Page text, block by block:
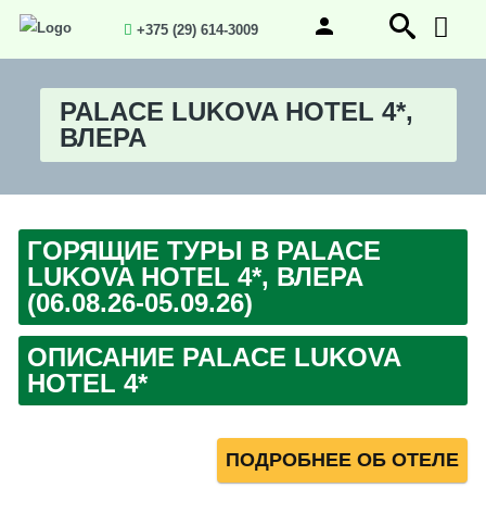
+375 (29) 614-3009
PALACE LUKOVA HOTEL 4*,
ВЛЕРА
ГОРЯЩИЕ ТУРЫ В PALACE
LUKOVA HOTEL 4*, ВЛЕРА
(06.08.26-05.09.26)
ОПИСАНИЕ PALACE LUKOVA
HOTEL 4*
ПОДРОБНЕЕ ОБ ОТЕЛЕ